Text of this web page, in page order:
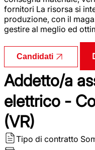
fornitori La risorsa si
produzione, con il
gestire al meglio ed
Candidati
Addetto/a
elettrico -
(VR)
Tipo di contratto